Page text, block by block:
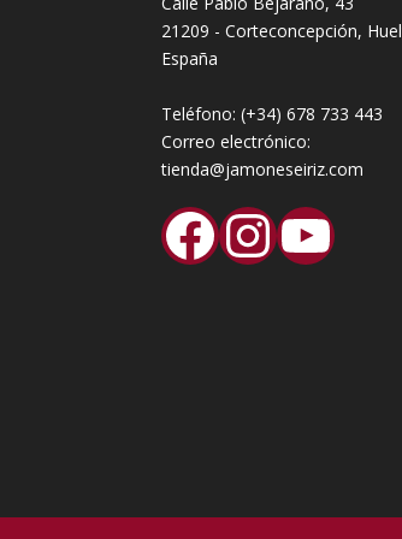
21209 - Corteconcepción,
España
Teléfono:(+34) 678 733 443
Correo electrónico:
tienda@jamoneseiriz.com
Facebook